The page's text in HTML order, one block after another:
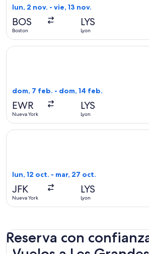
lun, 2 nov. - vie, 13 nov.
BOS
Boston
LYS
Lyon
dom, 7 feb. - dom, 14 feb.
EWR
Nueva York
LYS
Lyon
Seleccionar vuelo de Scandinavian
lun, 12 oct. - mar, 27 oct.
JFK
Nueva York
LYS
Lyon
Seleccionar vuelo de Lufthansa, con
Reserva con
Vuelos a Les Grandes Alpes,